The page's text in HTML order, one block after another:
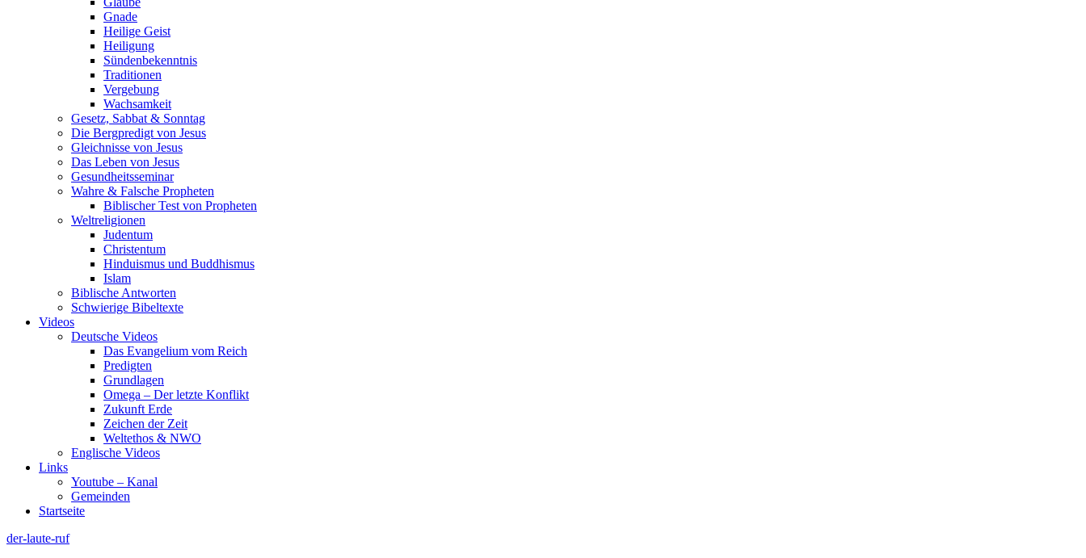
Gnade
Heilige Geist
Heiligung
Sündenbekenntnis
Traditionen
Vergebung
Wachsamkeit
Gesetz, Sabbat & Sonntag
Die Bergpredigt von Jesus
Gleichnisse von Jesus
Das Leben von Jesus
Gesundheitsseminar
Wahre & Falsche Propheten
Biblischer Test von Propheten
Weltreligionen
Judentum
Christentum
Hinduismus und Buddhismus
Islam
Biblische Antworten
Schwierige Bibeltexte
Videos
Deutsche Videos
Das Evangelium vom Reich
Predigten
Grundlagen
Omega – Der letzte Konflikt
Zukunft Erde
Zeichen der Zeit
Weltethos & NWO
Englische Videos
Links
Youtube – Kanal
Gemeinden
Startseite
der-laute-ruf